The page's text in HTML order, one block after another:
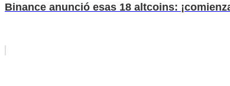
Binance anunció esas 18 altcoins: